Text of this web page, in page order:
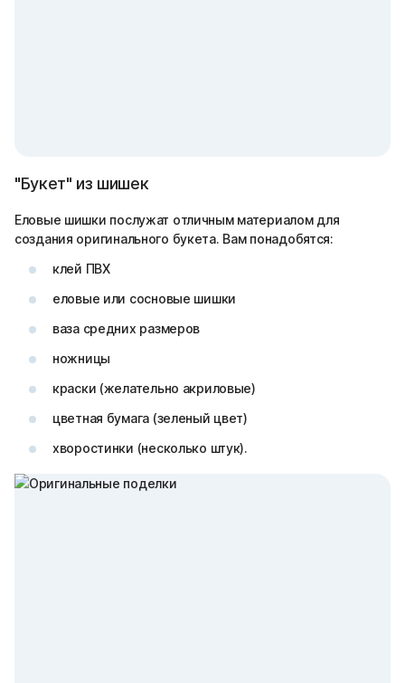
"Букет" из шишек
Еловые шишки послужат отличным материалом для
создания оригинального букета. Вам понадобятся:
клей ПВХ
еловые или сосновые шишки
ваза средних размеров
ножницы
краски (желательно акриловые)
цветная бумага (зеленый цвет)
хворостинки (несколько штук).